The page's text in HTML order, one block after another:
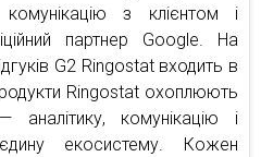
з клієнтом і
партнер Google. На
G2 Ringostat входить в
Ringostat охоплюють
комунікацію і
екосистему. Кожен